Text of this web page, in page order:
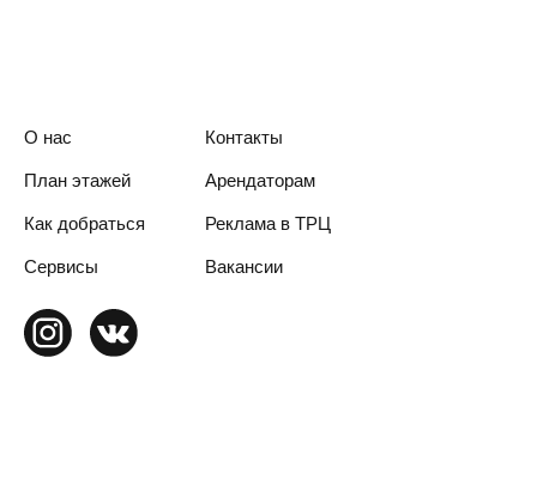
О нас
План этажей
Как добраться
Арендаторам
Контакты
Реклама в ТРЦ
Сервисы Вакансии